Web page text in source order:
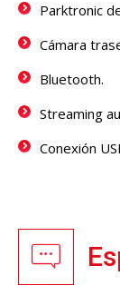
Parktronic
Cámara
Bluetooth.
Streaming
Conexión